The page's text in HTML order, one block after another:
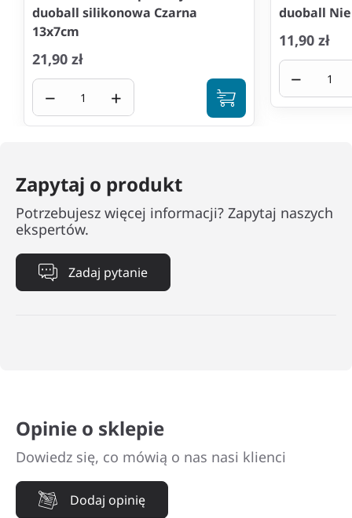
duoball silikonowa Czarna
13x7cm
21,90 zł
− +
duoball
11,90 zł
−
Zapytaj o produkt
Potrzebujesz więcej informacji? Zapytaj naszych
ekspertów.
Zadaj pytanie
Opinie o sklepie
Dowiedz się, co mówią o nas nasi klienci
Dodaj opinię